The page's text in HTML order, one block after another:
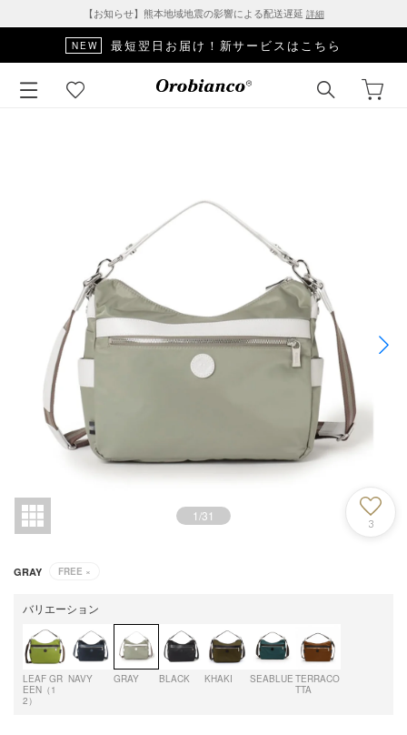
【お知らせ】熊本地域地震の影響による配送遅延 詳細
NEW 最短翌日お届け！新サービスはこちら
1/31
3
GRAY FREE ×
バリエーション
LEAF GR
EEN（1
2）
NAVY GRAY BLACK KHAKI SEABLUE TERRACO
TTA